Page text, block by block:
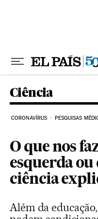
Ciência
CORONAVÍRUS PESQUISAS
O que nos
esquerda
ciência
Além da